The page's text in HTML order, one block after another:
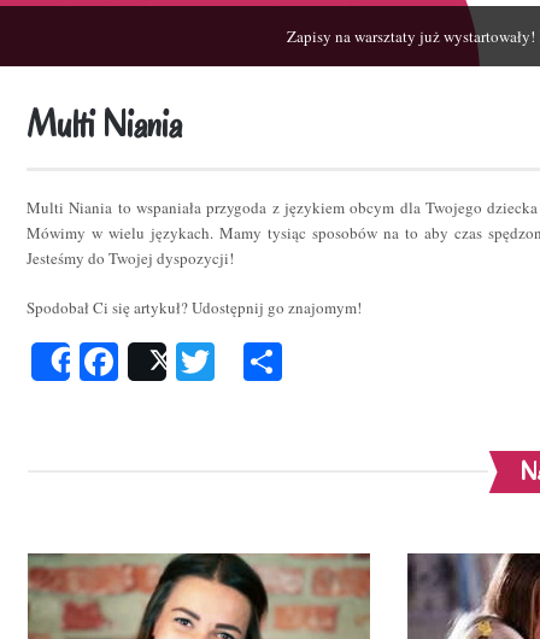
Zapisy na warsztaty już wystartowały!
Multi Niania
Multi Niania to wspaniała przygoda z językiem obcym dla Twojego
Mówimy w wielu językach. Mamy tysiąc sposobów na to aby czas
Jesteśmy do Twojej dyspozycji!
Spodobał Ci się artykuł? Udostępnij go znajomym!
ShareFacebook
Post Twitter